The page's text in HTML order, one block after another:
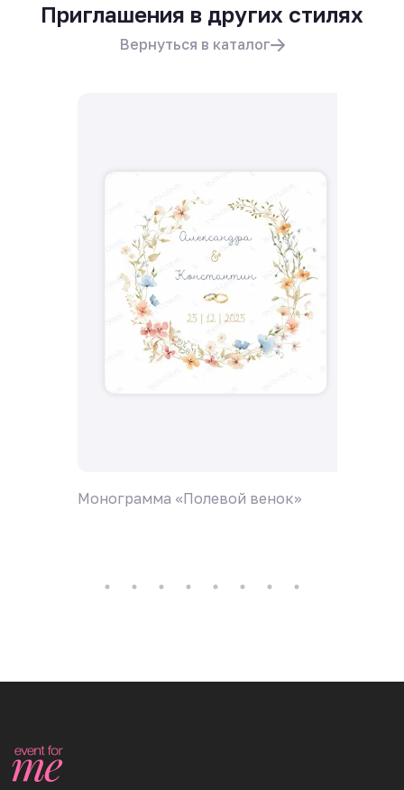
Приглашения в других стилях
Вернуться в каталог
Монограмма «Полевой венок»